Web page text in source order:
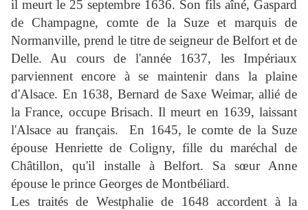
il meurt le 25 septembre 1636. Son fils aîné, Gaspard
de Champagne, comte de la Suze et marquis de
Normanville, prend le titre de seigneur de Belfort et de
Delle. Au cours de l'année 1637, les Impériaux
parviennent encore à se maintenir dans la plaine
d'Alsace. En 1638, Bernard de Saxe Weimar, allié de
la France, occupe Brisach. Il meurt en 1639, laissant
l'Alsace au français.
En 1645, le comte de la Suze
épouse Henriette de Coligny, fille du maréchal de
Châtillon, qu'il installe à Belfort. Sa sœur Anne
épouse le prince Georges de Montbéliard.
Les traités de Westphalie de 1648 accordent à la